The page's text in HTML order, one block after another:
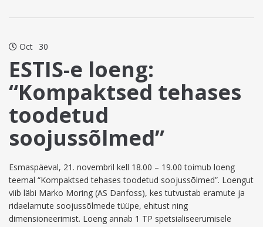
Oct 30
ESTIS-e loeng:
“Kompaktsed tehases
toodetud
soojussõlmed”
Esmaspäeval, 21. novembril kell 18.00 – 19.00 toimub loeng
teemal “Kompaktsed tehases toodetud soojussõlmed”. Loengut
viib läbi Marko Moring (AS Danfoss), kes tutvustab eramute ja
ridaelamute soojussõlmede tüüpe, ehitust ning
dimensioneerimist. Loeng annab 1 TP spetsialiseerumisele